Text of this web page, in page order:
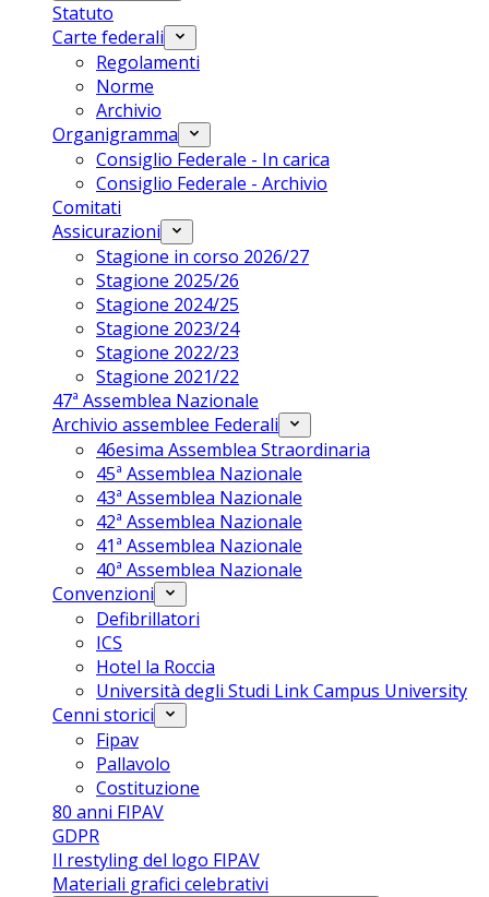
Statuto
Carte federali
Regolamenti
Norme
Archivio
Organigramma
Consiglio Federale - In carica
Consiglio Federale - Archivio
Comitati
Assicurazioni
Stagione in corso 2026/27
Stagione 2025/26
Stagione 2024/25
Stagione 2023/24
Stagione 2022/23
Stagione 2021/22
47ª Assemblea Nazionale
Archivio assemblee Federali
46esima Assemblea Straordinaria
45ª Assemblea Nazionale
43ª Assemblea Nazionale
42ª Assemblea Nazionale
41ª Assemblea Nazionale
40ª Assemblea Nazionale
Convenzioni
Defibrillatori
ICS
Hotel la Roccia
Università degli Studi Link Campus University
Cenni storici
Fipav
Pallavolo
Costituzione
80 anni FIPAV
GDPR
Il restyling del logo FIPAV
Materiali grafici celebrativi